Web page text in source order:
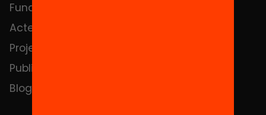
Fundació
Actes
Projectes
Publicacions i vídeos
Blog